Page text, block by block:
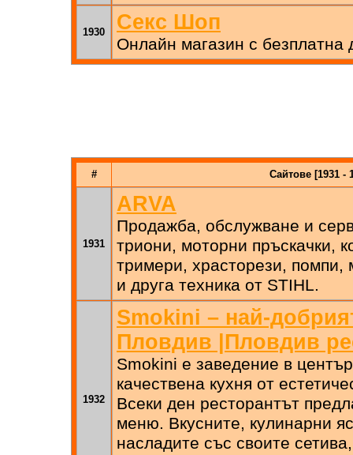
1930 Секс Шоп
Онлайн магазин с безплатна
# Сайтове [1931 -
1931
ARVA
Продажба, обслужване и
триони, моторни пръскачки,
тримери, храсторези, помпи,
и друга техника от STIHL.
1932
Smokini – най-
Пловдив |Пловдив
Smokini е заведение в
качествена кухня от
Всеки ден ресторантът
меню. Вкуснитe, кулинарни
насладите със своите